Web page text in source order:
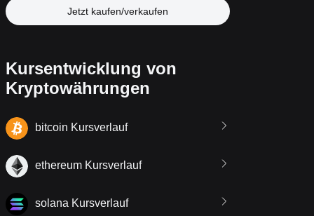
Jetzt kaufen/verkaufen
Kursentwicklung von
Kryptowährungen
bitcoin Kursverlauf
ethereum Kursverlauf
solana Kursverlauf